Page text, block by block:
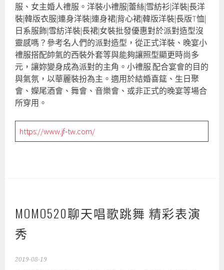
服、女主婚人禮服。洋裝小禮服|蕾絲|雪紡衫|洋裝|長洋
裝|韓版衣服|連身洋裝|連身裙|背心裙|韓版洋裝|長版T恤|
日系服飾|雪紡洋裝|長裙|女裝批發優惠對於派對造型沒
靈感嗎？參考名人們的派對造型，從正式洋裝、晚宴小
禮服搭配帥氣的西裝外套等與能夠讓照型顯更時尚多
元，讓妳變身成為派對的主角。小禮服.配合宴會的目的
與氣氛，以華麗裝扮為主。適用於結婚喜筵、生日聚
會、嬫尾酒會、舞會、音樂會、或非正式的晚宴等場合
所穿用。
https://www.jf-tw.com/
MOMO520聊天唱歌跳舞 精彩表演
秀‎
2019-08-19